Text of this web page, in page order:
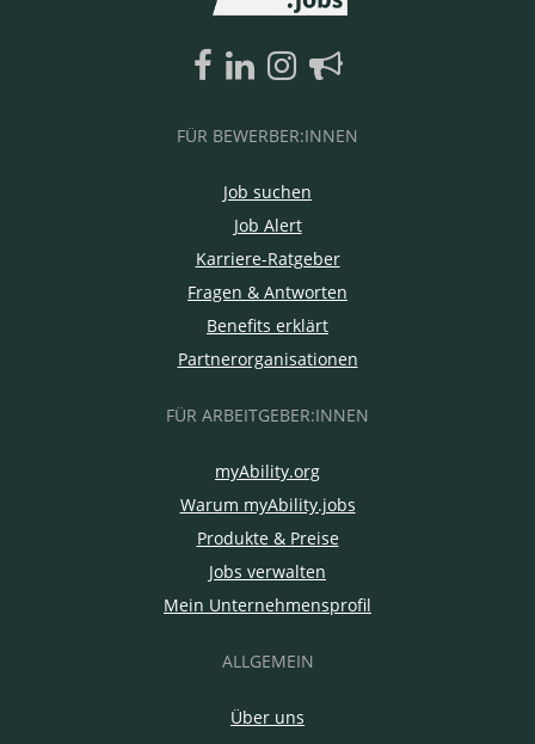
FÜR BEWERBER:INNEN
Job suchen
Job Alert
Karriere-Ratgeber
Fragen & Antworten
Benefits erklärt
Partnerorganisationen
FÜR ARBEITGEBER:INNEN
myAbility.org
Warum myAbility.jobs
Produkte & Preise
Jobs verwalten
Mein Unternehmensprofil
ALLGEMEIN
Über uns